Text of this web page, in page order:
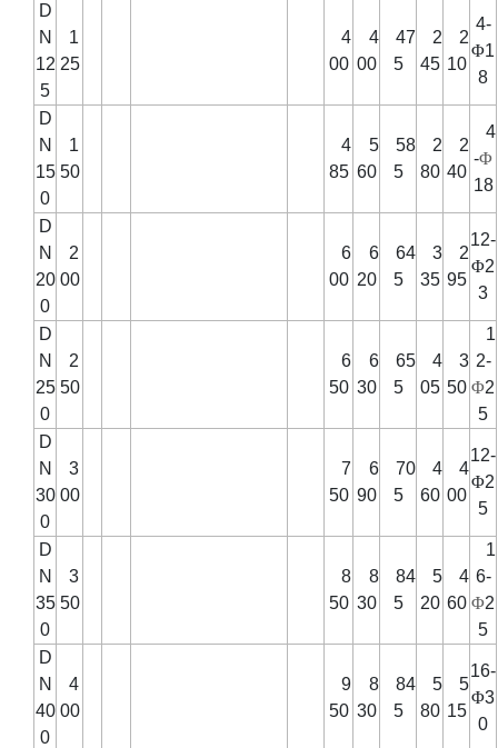
D
N
12
5
1
25
4
00
4
00
47
5
2
45
2
10
4-
Φ1
8
D
N
15
0
1
50
4
85
5
60
58
5
2
80
2
40
4
-Φ
18
D
N
20
0
2
00
6
00
6
20
64
5
3
35
2
95
12-
Φ2
3
D
N
25
0
2
50
6
50
6
30
65
5
4
05
3
50
1
2-
Φ2
5
D
N
30
0
3
00
7
50
6
90
70
5
4
60
4
00
12-
Φ2
5
D
N
35
0
3
50
8
50
8
30
84
5
5
20
4
60
1
6-
Φ2
5
D
N
40
0
4
00
9
50
8
30
84
5
5
80
5
15
16-
Φ3
0